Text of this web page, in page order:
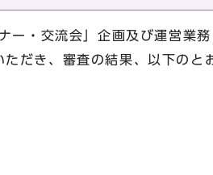
ー・交流会」企画及び運営業
だき、審査の結果、以下のと